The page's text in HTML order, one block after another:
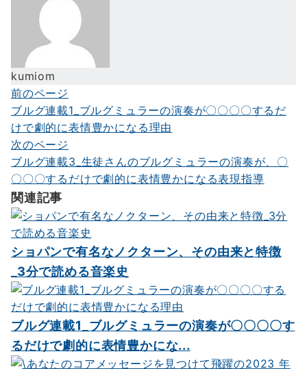
kumiom
投
稿
ナ
ビ
ゲ
ー
シ
ョ
ン
前のページ
ブルグ連載1_ブルグミュラーの演奏が〇〇〇〇するだ
けで劇的に表情豊かになる理由
次のページ
ブルグ連載3_生徒さんのブルグミュラーの演奏が、〇
〇〇〇するだけで劇的に表情豊かになる表現指導
関連記事
ショパンで有名なノクターン、その由来と特徴
_3分で読める音楽史
ブルグ連載1_ブルグミュラーの演奏が〇〇〇〇す
るだけで劇的に表情豊かにな...